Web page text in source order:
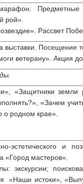
рой».
Рассвет
выставки. Посещение
ветерану». Акция
«Защитники земли
«Зачем
о родном крае».
эстетического и
«Город мастеров».
экскурсии;
«Наши истоки»,